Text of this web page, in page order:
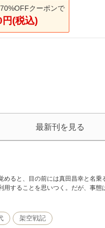
クーポンで
(税込)
最新刊を見る
ると、目の前には真田昌幸と名
用することを思いつく。だが、事
架空戦記